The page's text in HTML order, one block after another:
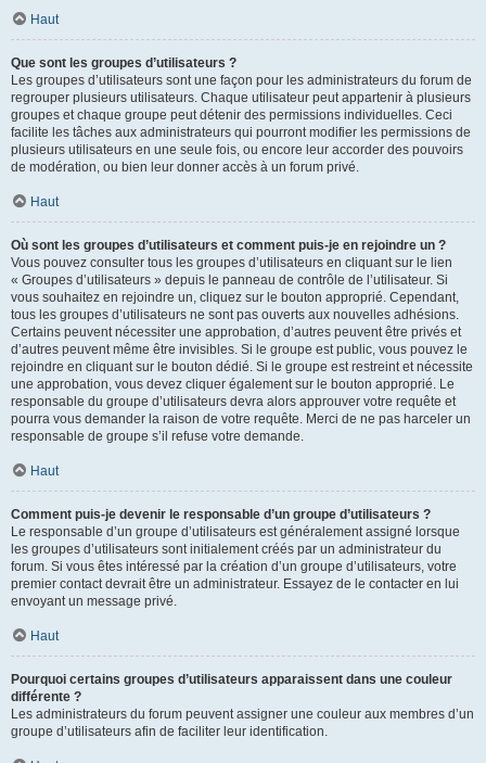
Haut
Que sont les groupes d’utilisateurs ?
Les groupes d’utilisateurs sont une façon pour les administrateurs du forum de
regrouper plusieurs utilisateurs. Chaque utilisateur peut appartenir à plusieurs
groupes et chaque groupe peut détenir des permissions individuelles. Ceci
facilite les tâches aux administrateurs qui pourront modifier les permissions de
plusieurs utilisateurs en une seule fois, ou encore leur accorder des pouvoirs
de modération, ou bien leur donner accès à un forum privé.
Haut
Où sont les groupes d’utilisateurs et comment puis-je en rejoindre un ?
Vous pouvez consulter tous les groupes d’utilisateurs en cliquant sur le lien
« Groupes d’utilisateurs » depuis le panneau de contrôle de l’utilisateur. Si
vous souhaitez en rejoindre un, cliquez sur le bouton approprié. Cependant,
tous les groupes d’utilisateurs ne sont pas ouverts aux nouvelles adhésions.
Certains peuvent nécessiter une approbation, d’autres peuvent être privés et
d’autres peuvent même être invisibles. Si le groupe est public, vous pouvez le
rejoindre en cliquant sur le bouton dédié. Si le groupe est restreint et nécessite
une approbation, vous devez cliquer également sur le bouton approprié. Le
responsable du groupe d’utilisateurs devra alors approuver votre requête et
pourra vous demander la raison de votre requête. Merci de ne pas harceler un
responsable de groupe s’il refuse votre demande.
Haut
Comment puis-je devenir le responsable d’un groupe d’utilisateurs ?
Le responsable d’un groupe d’utilisateurs est généralement assigné lorsque
les groupes d’utilisateurs sont initialement créés par un administrateur du
forum. Si vous êtes intéressé par la création d’un groupe d’utilisateurs, votre
premier contact devrait être un administrateur. Essayez de le contacter en lui
envoyant un message privé.
Haut
Pourquoi certains groupes d’utilisateurs apparaissent dans une couleur
différente ?
Les administrateurs du forum peuvent assigner une couleur aux membres d’un
groupe d’utilisateurs afin de faciliter leur identification.